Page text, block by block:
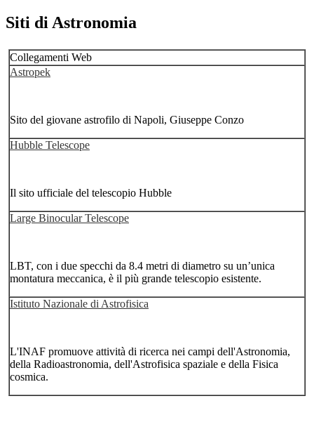
Siti di Astronomia
Collegamenti Web
Astropek
Sito del giovane astrofilo di Napoli, Giuseppe Conzo
Hubble Telescope
Il sito ufficiale del telescopio Hubble
Large Binocular Telescope
LBT, con i due specchi da 8.4 metri di diametro su un’unica
montatura meccanica, è il più grande telescopio esistente.
Istituto Nazionale di Astrofisica
L'INAF promuove attività di ricerca nei campi dell'Astronomia,
della Radioastronomia, dell'Astrofisica spaziale e della Fisica
cosmica.